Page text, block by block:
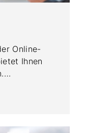
Online-
Ihnen